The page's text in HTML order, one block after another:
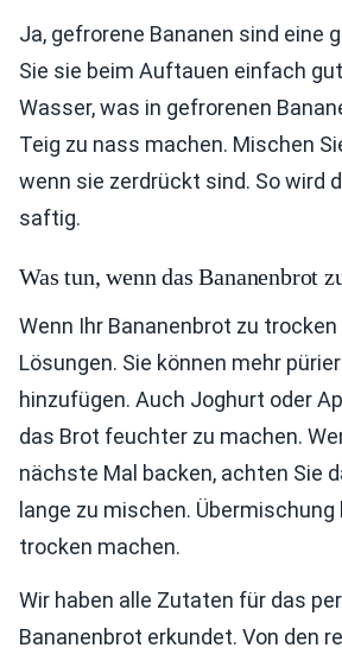
Ja, gefrorene Bananen sind eine
Sie sie beim Auftauen einfach
Wasser, was in gefrorenen
Teig zu nass machen. Mischen
wenn sie zerdrückt sind. So wird
saftig.
Was tun, wenn das Bananenbrot
Wenn Ihr Bananenbrot zu
Lösungen. Sie können mehr
hinzufügen. Auch Joghurt oder
das Brot feuchter zu machen.
nächste Mal backen, achten Sie
lange zu mischen.
trocken machen.
Wir haben alle Zutaten für das
Bananenbrot erkundet. Von den